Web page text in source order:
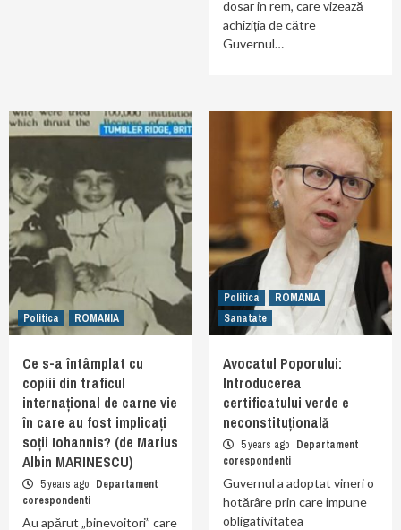
dosar in rem, care vizează
achiziția de către
Guvernul…
Politica ROMANIA
Ce s-a întâmplat cu
copiii din traficul
internațional de carne vie
în care au fost implicați
soții Iohannis? (de Marius
Albin MARINESCU)
5 years ago Departament
corespondenti
Au apărut „binevoitori” care
Politica
ROMANIA
Sanatate
Avocatul Poporului:
Introducerea
certificatului verde e
neconstituțională
5 years ago Departament
corespondenti
Guvernul a adoptat vineri o
hotărâre prin care impune
obligativitatea